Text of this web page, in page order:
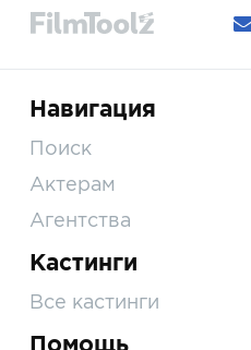
Навигация
Поиск
Актерам
Агентства
Кастинги
Все кастинги
Помощь